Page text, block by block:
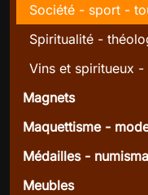
Société - sport -
Spiritualité -
Vins et spiritueux -
Magnets
Maquettisme -
Médailles -
Meubles